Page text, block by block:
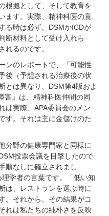
根拠として、そして教育を
ます。実際、精神科医の意
る時は必ず、DSMかICDが
断材料として受け入れら
れるのです。
ンのレポートで、「可能性
後（予想される治療後の状
とは異なり、DSM第4版およ
害』は、精神科医仲間の同
は実際、APA委員会のメン
す。それは主に金儲けのた
分野の健康専門家と同様に
投票会議を目撃したので
順なしに確立されまし
学者の言葉です。
「低い知
は、レストランを選ぶ時に
。それから、その結果がコ
れは私たちの純朴さを反映